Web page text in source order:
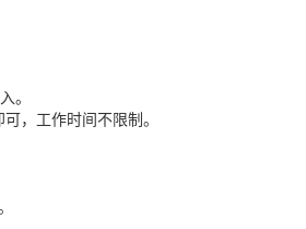
。
，工作时间不限制。